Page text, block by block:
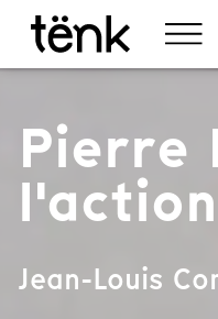
Pierre
Jean-Louis